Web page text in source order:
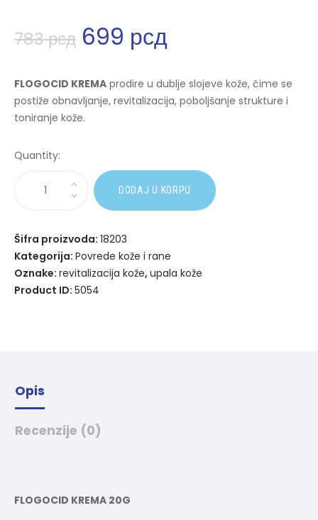
783рсд 699 рсд
FLOGOCID KREMA prodire u dublje slojeve kože, čime se
postiže obnavljanje, revitalizacija, poboljšanje strukture i
toniranje kože.
Quantity:
DODAJ U KORPU
Šifra proizvoda: 18203
Kategorija: Povrede kože i rane
Oznake: revitalizacija kože, upala kože
Product ID: 5054
Opis
Recenzije (0)
FLOGOCID KREMA 20G